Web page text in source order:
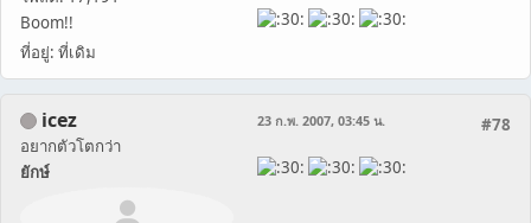
Boom!!
ที่อยู่: ที่เดิม
icez
อยากตัวโตกว่า
ยักษ์
#78
23 ก.พ. 2007, 03:45 น.